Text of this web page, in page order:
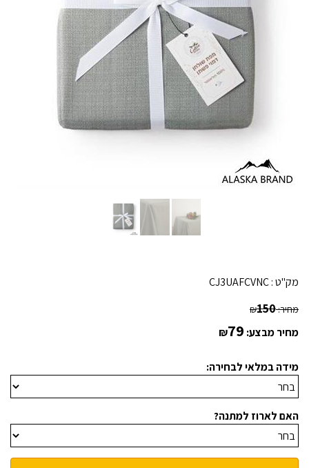
מק"ט :CJ3UAFCVNC
מחיר: ₪150
מחיר מבצע: ₪79
מידה במלאי לבחירה:
האם לארוז למתנה?